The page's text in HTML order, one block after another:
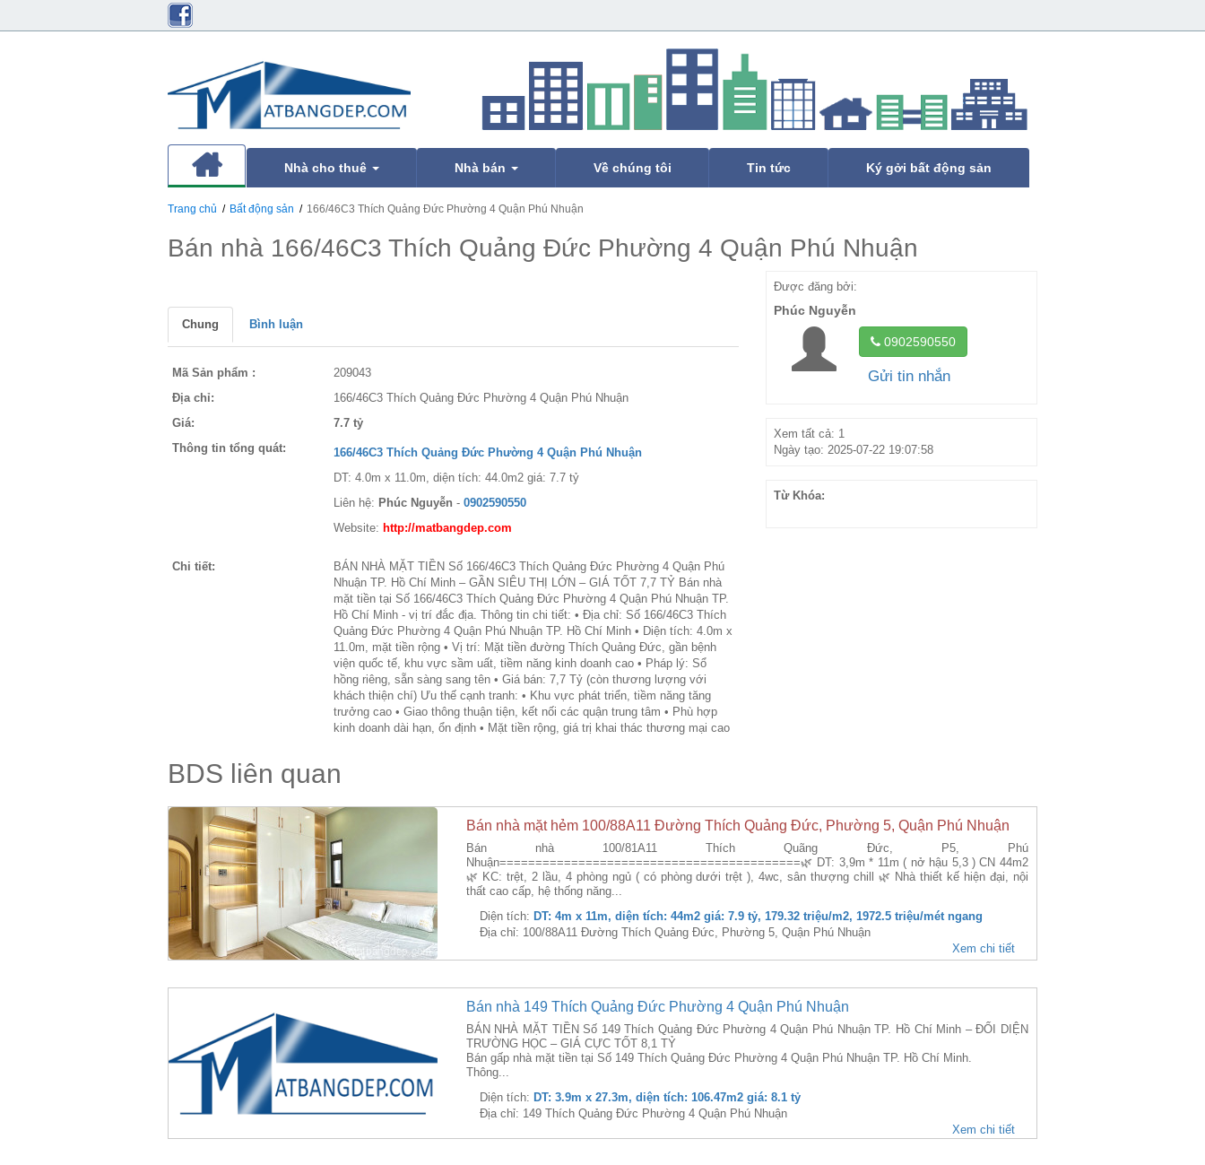
Nhà cho thuê Nhà bán Về chúng tôi Tin tức Ký gởi bất động sản
Trang chủ Bất động sản 166/46C3 Thích Quảng Đức Phường 4 Quận Phú Nhuận
Bán nhà 166/46C3 Thích Quảng Đức Phường 4 Quận Phú Nhuận
Chung Bình luận
Mã Sản phẩm :
209043
Địa chỉ:
166/46C3 Thích Quảng Đức Phường 4 Quận Phú Nhuận
Giá:
7.7 tỷ
Thông tin tổng quát:
166/46C3 Thích Quảng Đức Phường 4 Quận Phú Nhuận
DT: 4.0m x 11.0m, diện tích: 44.0m2 giá: 7.7 tỷ
Liên hệ: Phúc Nguyễn - 0902590550
Website: http://matbangdep.com
Chi tiết:
BÁN NHÀ MẶT TIỀN Số 166/46C3 Thích Quảng Đức Phường 4 Quận Phú
Nhuận TP. Hồ Chí Minh – GẦN SIÊU THỊ LỚN – GIÁ TỐT 7,7 TỶ Bán nhà
mặt tiền tại Số 166/46C3 Thích Quảng Đức Phường 4 Quận Phú Nhuận TP.
Hồ Chí Minh - vị trí đắc địa. Thông tin chi tiết: • Địa chỉ: Số 166/46C3 Thích
Quảng Đức Phường 4 Quận Phú Nhuận TP. Hồ Chí Minh • Diện tích: 4.0m x
11.0m, mặt tiền rộng • Vị trí: Mặt tiền đường Thích Quảng Đức, gần bệnh
viện quốc tế, khu vực sầm uất, tiềm năng kinh doanh cao • Pháp lý: Sổ
hồng riêng, sẵn sàng sang tên • Giá bán: 7,7 Tỷ (còn thương lượng với
khách thiện chí) Ưu thế cạnh tranh: • Khu vực phát triển, tiềm năng tăng
trưởng cao • Giao thông thuận tiện, kết nối các quận trung tâm • Phù hợp
kinh doanh dài hạn, ổn định • Mặt tiền rộng, giá trị khai thác thương mại cao
Được đăng bởi:
Phúc Nguyễn
0902590550
Gửi tin nhắn
Xem tất cả: 1
Ngày tạo: 2025-07-22 19:07:58
Từ Khóa:
BDS liên quan
Bán nhà mặt hẻm 100/88A11 Đường Thích Quảng Đức, Phường 5, Quận Phú Nhuận
Bán nhà 100/81A11 Thích Quãng Đức, P5, Phú
Nhuận==========================================🌿 DT: 3,9m * 11m ( nở hậu 5,3 ) CN 44m2
🌿 KC: trệt, 2 lầu, 4 phòng ngủ ( có phòng dưới trệt ), 4wc, sân thượng chill 🌿 Nhà thiết kế hiện đại, nội
thất cao cấp, hệ thống năng...
Diện tích: DT: 4m x 11m, diện tích: 44m2 giá: 7.9 tỷ, 179.32 triệu/m2, 1972.5 triệu/mét ngang
Địa chỉ: 100/88A11 Đường Thích Quảng Đức, Phường 5, Quận Phú Nhuận
Xem chi tiết
Bán nhà 149 Thích Quảng Đức Phường 4 Quận Phú Nhuận
BÁN NHÀ MẶT TIỀN Số 149 Thích Quảng Đức Phường 4 Quận Phú Nhuận TP. Hồ Chí Minh – ĐỐI DIỆN
TRƯỜNG HỌC – GIÁ CỰC TỐT 8,1 TỶ
Bán gấp nhà mặt tiền tại Số 149 Thích Quảng Đức Phường 4 Quận Phú Nhuận TP. Hồ Chí Minh.
Thông...
Diện tích: DT: 3.9m x 27.3m, diện tích: 106.47m2 giá: 8.1 tỷ
Địa chỉ: 149 Thích Quảng Đức Phường 4 Quận Phú Nhuận
Xem chi tiết